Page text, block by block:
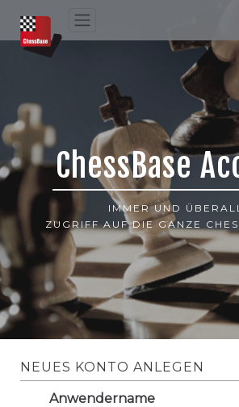
ChessBase
IMMER UND
ZUGRIFF AUF DIE GANZE
NEUES KONTO ANLEGEN
Anwendername